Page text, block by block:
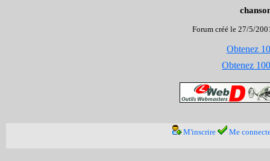
Forum créé le 27/5/
Obtenez
Obtenez
M'inscrire Me